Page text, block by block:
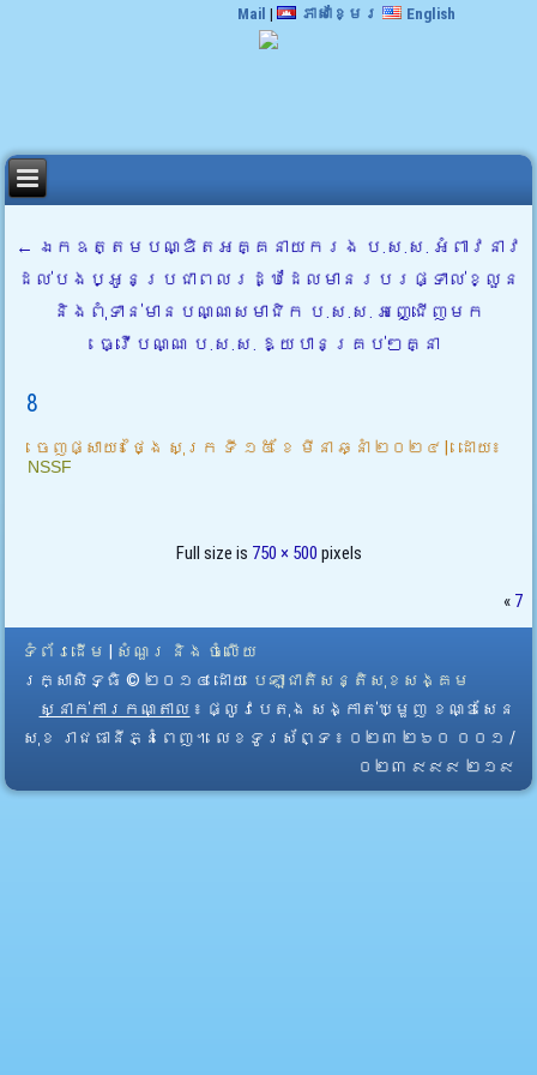
Mail | ភាសាខ្មែរ English
← ឯកឧត្តមបណ្ឌិតអគ្គនាយករង ប.ស.ស. អំពាវនាវ
ដល់បងប្អូនប្រជាពលរដ្ឋដែលមានរបរផ្ទាល់ខ្លួន
និងពុំទាន់មានបណ្ណសមាជិក ប.ស.ស. អញ្ជើញមក
ធ្វើបណ្ណ ប.ស.ស. ឱ្យបានគ្រប់ៗគ្នា
8
ចេញផ្សាយ៖ ថ្ងៃ សុក្រ ទី ១៥ ខែ មីនា ឆ្នាំ ២០២៤ | ដោយ៖
NSSF
Full size is 750 × 500 pixels
« 7
ទំព័រដើម
សំណួរ និង ចំលើយ
រក្សាសិទ្ធិ © ២០១៤ ដោយ​ បេឡាជាតិសន្តិសុខសង្គម
ស្នាក់ការកណ្តាល ៖ ផ្លូវបេតុង សង្កាត់ឃ្មួញ ខណ្ឌសែន
សុខ រាជធានីភ្នំពេញ។ លេខទូរស័ព្ទ ៖ ០២៣ ២៦០ ០០១ /
០២៣ ៩៩៩ ២១៩